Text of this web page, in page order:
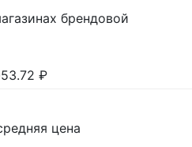
брендовой
₽
цена